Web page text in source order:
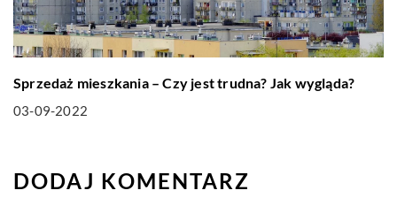
Sprzedaż mieszkania – Czy jest trudna? Jak wygląda?
03-09-2022
DODAJ KOMENTARZ